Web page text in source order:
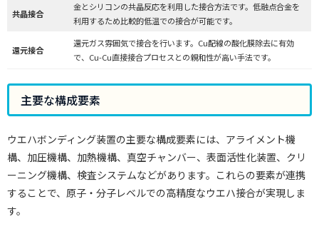
共晶接合
金とシリコンの共晶反応を利用した接合方法です。低融点合金を
利用するため比較的低温での接合が可能です。
還元接合
還元ガス雰囲気で接合を行います。Cu配線の酸化膜除去に有効
で、Cu-Cu直接接合プロセスとの親和性が高い手法です。
主要な構成要素
ウエハボンディング装置の主要な構成要素には、アライメント機
構、加圧機構、加熱機構、真空チャンバー、表面活性化装置、クリ
ーニング機構、検査システムなどがあります。これらの要素が連携
することで、原子・分子レベルでの高精度なウエハ接合が実現しま
す。